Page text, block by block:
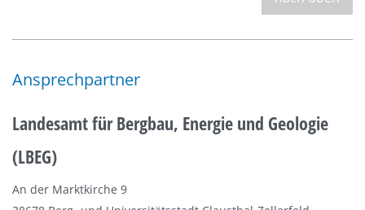
Ansprechpartner
Landesamt für Bergbau, Energie und Geologie
(LBEG)
An der Marktkirche 9